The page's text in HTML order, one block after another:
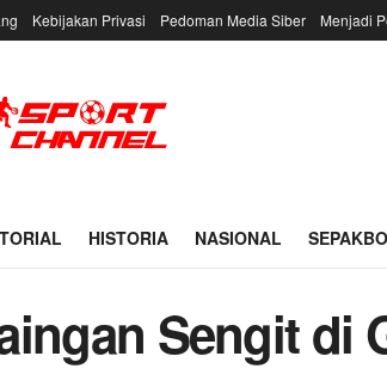
Kebijakan Privasi Pedoman Media Siber Menjadi
HISTORIA NASIONAL
Sengit di